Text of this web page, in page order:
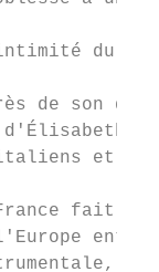
du
de son
et
France fait